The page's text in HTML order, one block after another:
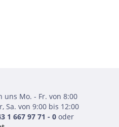
uns Mo. - Fr. von 8:00
Sa. von 9:00 bis 12:00
1 667 97 71 - 0 oder